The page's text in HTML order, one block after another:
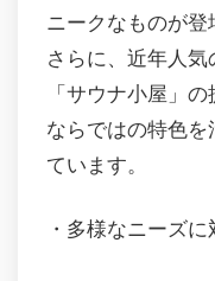
ニークなものが登
さらに、近年人
「サウナ小屋」
ならではの特色
ています。
・多様なニーズ